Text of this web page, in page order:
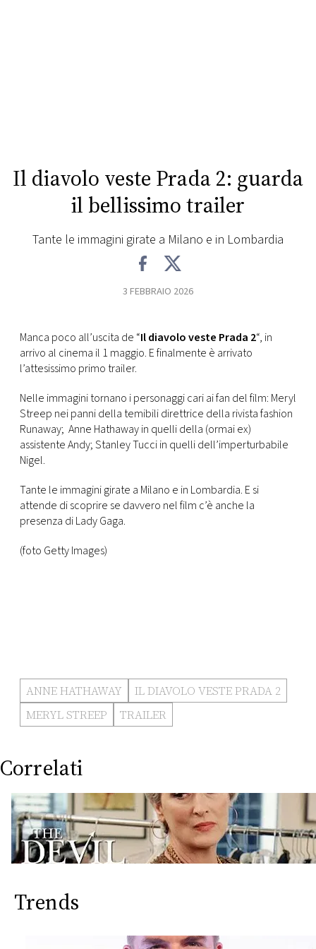
PRINCIPATO
Il diavolo veste Prada 2: guarda
il bellissimo trailer
Tante le immagini girate a Milano e in Lombardia
3 FEBBRAIO 2026
Manca poco all’uscita de “Il diavolo veste Prada 2“, in
arrivo al cinema il 1 maggio. E finalmente è arrivato
l’attesissimo primo trailer.
Nelle immagini tornano i personaggi cari ai fan del film: Meryl
Streep nei panni della temibili direttrice della rivista fashion
Runaway; Anne Hathaway in quelli della (ormai ex)
assistente Andy; Stanley Tucci in quelli dell’imperturbabile
Nigel.
Tante le immagini girate a Milano e in Lombardia. E si
attende di scoprire se davvero nel film c’è anche la
presenza di Lady Gaga.
(foto Getty Images)
ANNE HATHAWAY
IL DIAVOLO VESTE PRADA 2
MERYL STREEP
TRAILER
Correlati
Trends